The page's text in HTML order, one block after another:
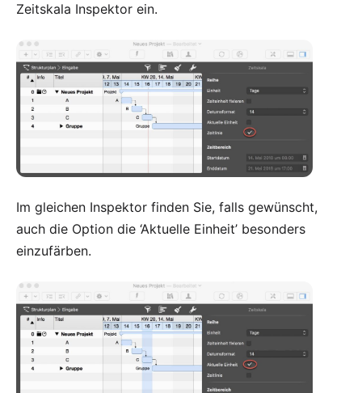
Zeitskala Inspektor ein.
Im gleichen Inspektor finden Sie, falls gewünscht,
auch die Option die ‘Aktuelle Einheit’ besonders
einzufärben.